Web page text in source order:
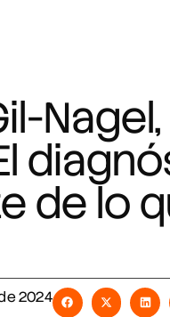
de lo
2024